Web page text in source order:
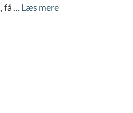
få …Læs mere